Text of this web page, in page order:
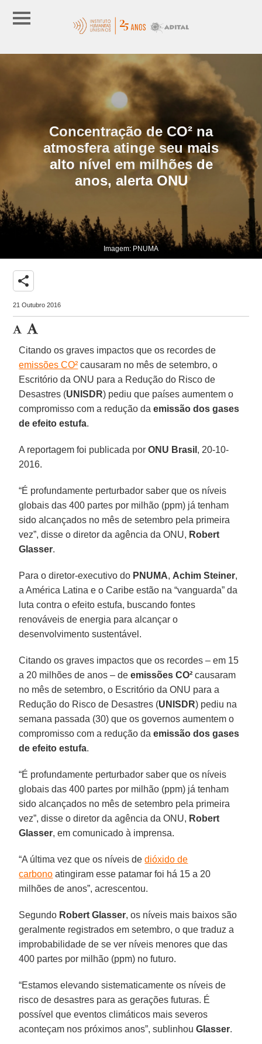
Concentração de CO² na
atmosfera atinge seu mais
alto nível em milhões de
anos, alerta ONU
Imagem: PNUMA
share
21 Outubro 2016
Citando os graves impactos que os recordes de
emissões CO² causaram no mês de setembro, o
Escritório da ONU para a Redução do Risco de
Desastres (UNISDR) pediu que países aumentem o
compromisso com a redução daemissão dos gases
de efeito estufa.
A reportagem foi publicada porONU Brasil , 20-10-
2016.
“É profundamente perturbador saber que os níveis
globais das 400 partes por milhão (ppm) já tenham
sido alcançados no mês de setembro pela primeira
vez”, disse o diretor da agência da ONU, Robert
Glasser.
Para o diretor-executivo do PNUMA, Achim Steiner,
a América Latina e o Caribe estão na “vanguarda” da
luta contra o efeito estufa, buscando fontes
renováveis de energia para alcançar o
desenvolvimento sustentável.
Citando os graves impactos que os recordes – em 15
a 20 milhões de anos – deemissões CO² causaram
no mês de setembro, o Escritório da ONU para a
Redução do Risco de Desastres (UNISDR) pediu na
semana passada (30) que os governos aumentem o
compromisso com a redução daemissão dos gases
de efeito estufa.
“É profundamente perturbador saber que os níveis
globais das 400 partes por milhão (ppm) já tenham
sido alcançados no mês de setembro pela primeira
vez”, disse o diretor da agência da ONU, Robert
Glasser, em comunicado à imprensa.
“A última vez que os níveis dedióxido de
carbono atingiram esse patamar foi há 15 a 20
milhões de anos”, acrescentou.
Segundo Robert Glasser, os níveis mais baixos são
geralmente registrados em setembro, o que traduz a
improbabilidade de se ver níveis menores que das
400 partes por milhão (ppm) no futuro.
“Estamos elevando sistematicamente os níveis de
risco de desastres para as gerações futuras. É
possível que eventos climáticos mais severos
aconteçam nos próximos anos”, sublinhouGlasser.